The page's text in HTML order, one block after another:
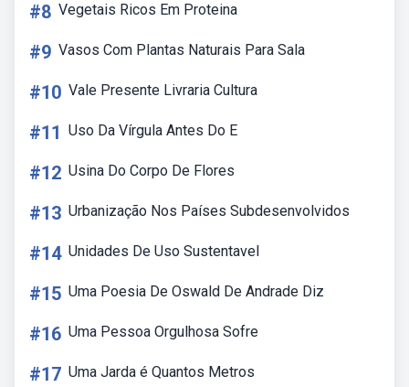
#8 Vegetais Ricos Em Proteina
#9 Vasos Com Plantas Naturais Para Sala
#10 Vale Presente Livraria Cultura
#11 Uso Da Vírgula Antes Do E
#12 Usina Do Corpo De Flores
#13 Urbanização Nos Países Subdesenvolvidos
#14 Unidades De Uso Sustentavel
#15 Uma Poesia De Oswald De Andrade Diz
#16 Uma Pessoa Orgulhosa Sofre
#17 Uma Jarda é Quantos Metros